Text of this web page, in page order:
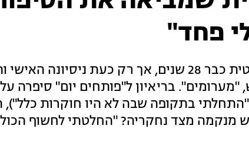
פחד"
סימבה דרוקר היא חוקרת פרטית כבר 28 שנים, אך רק כעת
בריאיון ל"פותחים יום" סיפרה
בתקופה שבה לא היו חוקרות
מנקמה מצד נחקריה? "החלטתי לחשוף